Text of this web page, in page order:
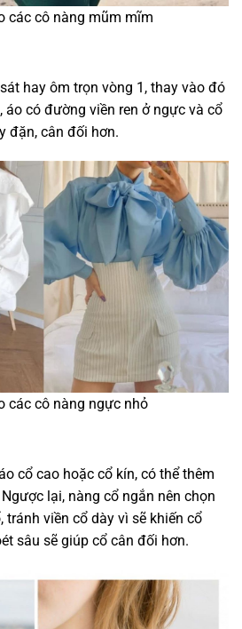
các cô nàng mũm mĩm
hay ôm trọn vòng 1, thay vào đó
có đường viền ren ở ngực và cổ
đặn, cân đối hơn.
các cô nàng ngực nhỏ
cổ cao hoặc cổ kín, có thể thêm
lại, nàng cổ ngắn nên chọn
tránh viền cổ dày vì sẽ khiến cổ
sâu sẽ giúp cổ cân đối hơn.